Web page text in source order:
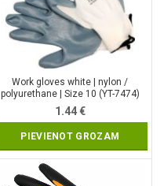
Work gloves white | nylon /
polyurethane | Size 10 (YT-7474)
1.44€
PIEVIENOT GROZAM